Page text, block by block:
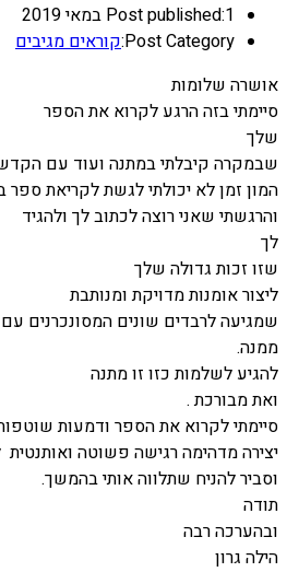
Post published:1 במאי 2019
Post Category:קוראים מגיבים
אושרה שלומות
סיימתי בזה הרגע לקרוא את הספר
שלך
שבמקרה קיבלתי במתנה ועוד עם
המון זמן לא יכולתי לגשת לקריאת ספר
והרגשתי שאני רוצה לכתוב לך ולהגיד
לך
שזו זכות גדולה שלך
ליצור אומנות מדויקת ומנותבת
שמגיעה לרבדים שונים המסונכרנים
ממנה.
להגיע לשלמות כזו זו מתנה
ואת מבורכת .
סיימתי לקרוא את הספר ודמעות
יצירה מדהימה רגישה פשוטה
וסביר להניח שתלווה אותי בהמשך.
תודה
ובהערכה רבה
הילה גרון